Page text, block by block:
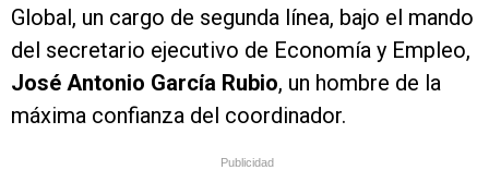
Global, un cargo de segunda línea, bajo el mando
del secretario ejecutivo de Economía y Empleo,
José Antonio García Rubio, un hombre de la
máxima confianza del coordinador.
Publicidad